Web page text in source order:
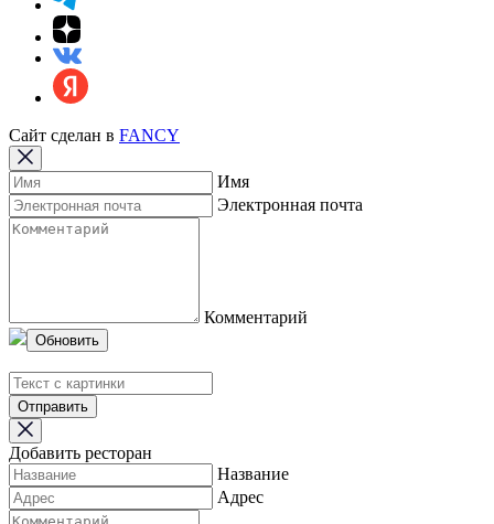
Сайт сделан в FANCY
Имя
Электронная почта
Комментарий
Обновить
Отправить
Добавить ресторан
Название
Адрес